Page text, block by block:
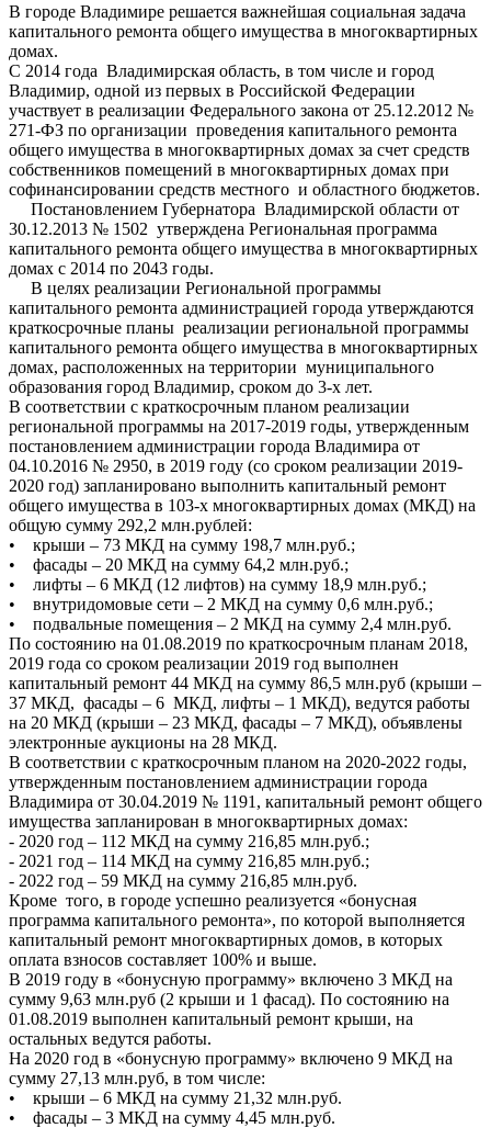
В городе Владимире решается важнейшая социальная задача
капитального ремонта общего имущества в многоквартирных
домах.
С 2014 года Владимирская область, в том числе и город
Владимир, одной из первых в Российской Федерации
участвует в реализации Федерального закона от 25.12.2012 №
271-ФЗ по организации проведения капитального ремонта
общего имущества в многоквартирных домах за счет средств
собственников помещений в многоквартирных домах при
софинансировании средств местного и областного бюджетов.
Постановлением Губернатора Владимирской области от
30.12.2013 № 1502 утверждена Региональная программа
капитального ремонта общего имущества в многоквартирных
домах с 2014 по 2043 годы.
В целях реализации Региональной программы
капитального ремонта администрацией города утверждаются
краткосрочные планы реализации региональной программы
капитального ремонта общего имущества в многоквартирных
домах, расположенных на территории муниципального
образования город Владимир, сроком до 3-х лет.
В соответствии с краткосрочным планом реализации
региональной программы на 2017-2019 годы, утвержденным
постановлением администрации города Владимира от
04.10.2016 № 2950, в 2019 году (со сроком реализации 2019-
2020 год) запланировано выполнить капитальный ремонт
общего имущества в 103-х многоквартирных домах (МКД) на
общую сумму 292,2 млн.рублей:
• крыши – 73 МКД на сумму 198,7 млн.руб.;
• фасады – 20 МКД на сумму 64,2 млн.руб.;
• лифты – 6 МКД (12 лифтов) на сумму 18,9 млн.руб.;
• внутридомовые сети – 2 МКД на сумму 0,6 млн.руб.;
• подвальные помещения – 2 МКД на сумму 2,4 млн.руб.
По состоянию на 01.08.2019 по краткосрочным планам 2018,
2019 года со сроком реализации 2019 год выполнен
капитальный ремонт 44 МКД на сумму 86,5 млн.руб (крыши –
37 МКД, фасады – 6 МКД, лифты – 1 МКД), ведутся работы
на 20 МКД (крыши – 23 МКД, фасады – 7 МКД), объявлены
электронные аукционы на 28 МКД.
В соответствии с краткосрочным планом на 2020-2022 годы,
утвержденным постановлением администрации города
Владимира от 30.04.2019 № 1191, капитальный ремонт общего
имущества запланирован в многоквартирных домах:
- 2020 год – 112 МКД на сумму 216,85 млн.руб.;
- 2021 год – 114 МКД на сумму 216,85 млн.руб.;
- 2022 год – 59 МКД на сумму 216,85 млн.руб.
Кроме того, в городе успешно реализуется «бонусная
программа капитального ремонта», по которой выполняется
капитальный ремонт многоквартирных домов, в которых
оплата взносов составляет 100% и выше.
В 2019 году в «бонусную программу» включено 3 МКД на
сумму 9,63 млн.руб (2 крыши и 1 фасад). По состоянию на
01.08.2019 выполнен капитальный ремонт крыши, на
остальных ведутся работы.
На 2020 год в «бонусную программу» включено 9 МКД на
сумму 27,13 млн.руб, в том числе:
• крыши – 6 МКД на сумму 21,32 млн.руб.
• фасады – 3 МКД на сумму 4,45 млн.руб.